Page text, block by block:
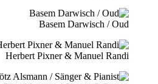
Basem Darwisch / Oud
Herbert Pixner & Manuel Randi